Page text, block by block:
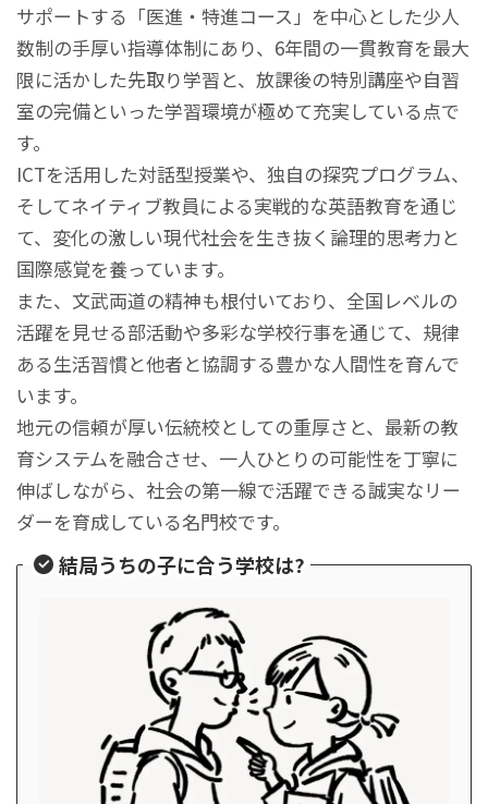
サポートする「医進・特進コース」を中心とした少人
数制の手厚い指導体制にあり、6年間の一貫教育を最大
限に活かした先取り学習と、放課後の特別講座や自習
室の完備といった学習環境が極めて充実している点で
す。
ICTを活用した対話型授業や、独自の探究プログラム、
そしてネイティブ教員による実戦的な英語教育を通じ
て、変化の激しい現代社会を生き抜く論理的思考力と
国際感覚を養っています。
また、文武両道の精神も根付いており、全国レベルの
活躍を見せる部活動や多彩な学校行事を通じて、規律
ある生活習慣と他者と協調する豊かな人間性を育んで
います。
地元の信頼が厚い伝統校としての重厚さと、最新の教
育システムを融合させ、一人ひとりの可能性を丁寧に
伸ばしながら、社会の第一線で活躍できる誠実なリー
ダーを育成している名門校です。
結局うちの子に合う学校は?